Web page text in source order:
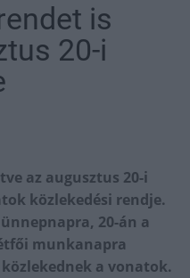
is
20-i
az augusztus 20-i
közlekedési rendje.
20-án a
munkanapra
a vonatok.